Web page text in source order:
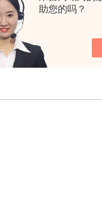
助您的吗？
的要求，而使得其应
仪